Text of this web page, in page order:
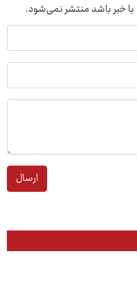
با خبر باشد منتشر نمی‌شود.
ارسال